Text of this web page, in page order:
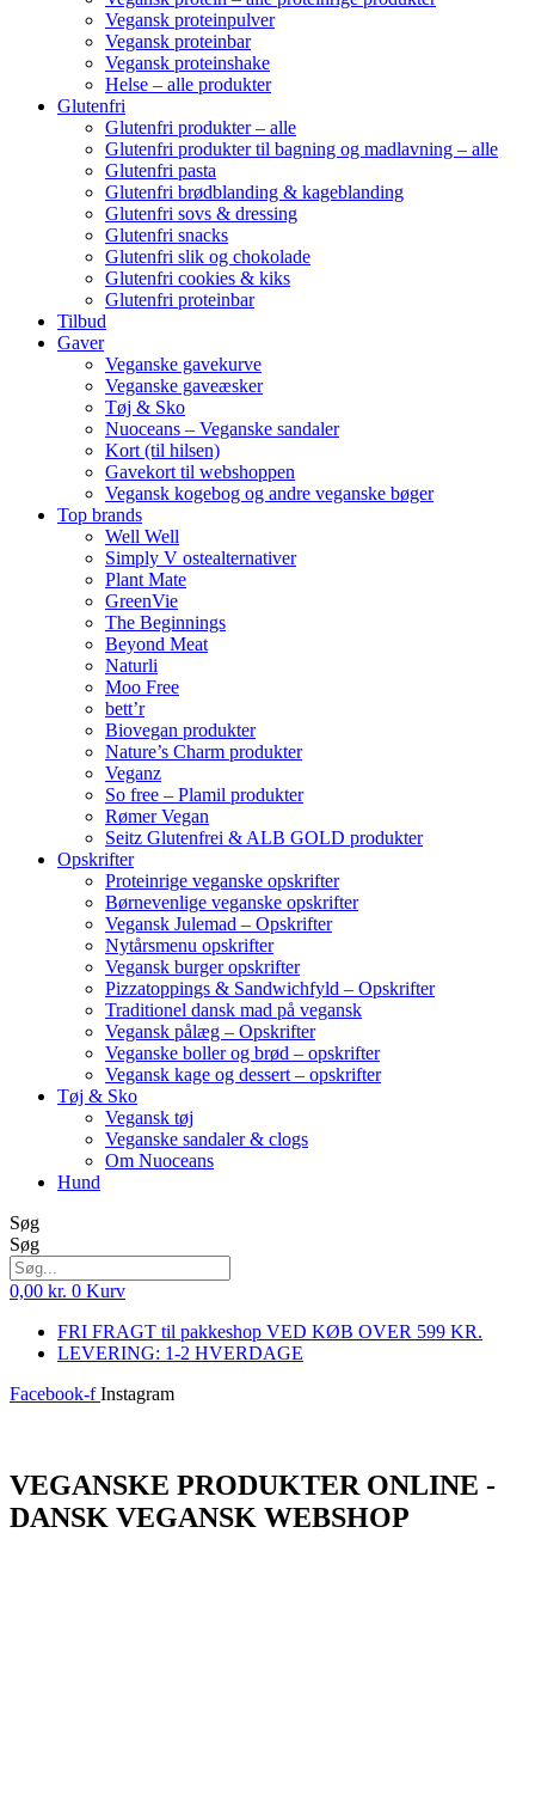
Vegansk proteinpulver
Vegansk proteinbar
Vegansk proteinshake
Helse – alle produkter
Glutenfri
Glutenfri produkter – alle
Glutenfri produkter til bagning og madlavning – alle
Glutenfri pasta
Glutenfri brødblanding & kageblanding
Glutenfri sovs & dressing
Glutenfri snacks
Glutenfri slik og chokolade
Glutenfri cookies & kiks
Glutenfri proteinbar
Tilbud
Gaver
Veganske gavekurve
Veganske gaveæsker
Tøj & Sko
Nuoceans – Veganske sandaler
Kort (til hilsen)
Gavekort til webshoppen
Vegansk kogebog og andre veganske bøger
Top brands
Well Well
Simply V ostealternativer
Plant Mate
GreenVie
The Beginnings
Beyond Meat
Naturli
Moo Free
bett’r
Biovegan produkter
Nature’s Charm produkter
Veganz
So free – Plamil produkter
Rømer Vegan
Seitz Glutenfrei & ALB GOLD produkter
Opskrifter
Proteinrige veganske opskrifter
Børnevenlige veganske opskrifter
Vegansk Julemad – Opskrifter
Nytårsmenu opskrifter
Vegansk burger opskrifter
Pizzatoppings & Sandwichfyld – Opskrifter
Traditionel dansk mad på vegansk
Vegansk pålæg – Opskrifter
Veganske boller og brød – opskrifter
Vegansk kage og dessert – opskrifter
Tøj & Sko
Vegansk tøj
Veganske sandaler & clogs
Om Nuoceans
Hund
Søg
Søg
0,00 kr. 0 Kurv
FRI FRAGT til pakkeshop VED KØB OVER 599 KR.
LEVERING: 1-2 HVERDAGE
Facebook-f Instagram
VEGANSKE PRODUKTER ONLINE -
DANSK VEGANSK WEBSHOP